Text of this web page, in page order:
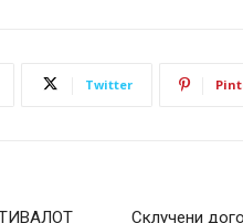
Twitter
Склучени